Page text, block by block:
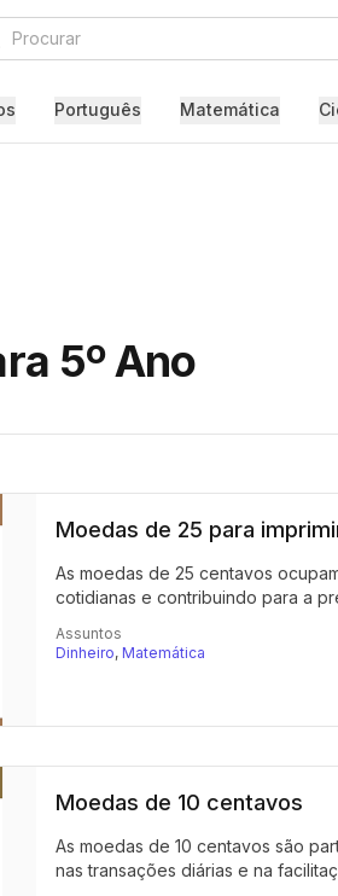
Português Matemática
5º Ano
Moedas de 25 para
As moedas de 25 centavos
cotidianas e contribuindo para a
Assuntos
Dinheiro, Matemática
Moedas de 10 centavos
As moedas de 10 centavos são
nas transações diárias e na